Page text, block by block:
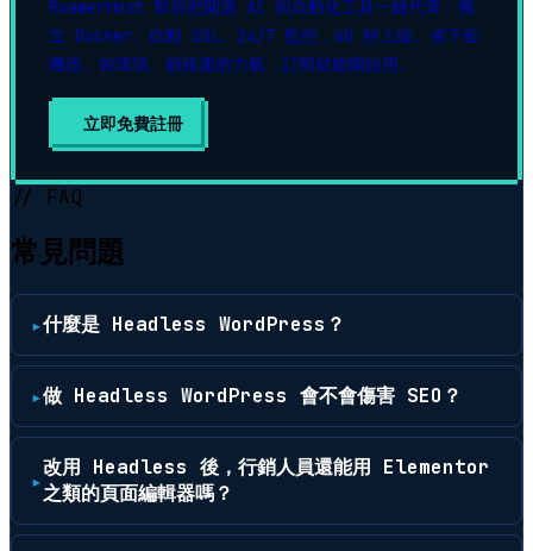
RoamerHost 幫你把開源 AI 與自動化工具一鍵代管：獨
立 Docker、自動 SSL、24/7 監控，60 秒上線。省下租
機器、裝環境、顧維運的力氣，訂閱就能開始用。
立即免費註冊
// FAQ
常見問題
什麼是 Headless WordPress？
做 Headless WordPress 會不會傷害 SEO？
改用 Headless 後，行銷人員還能用 Elementor
之類的頁面編輯器嗎？